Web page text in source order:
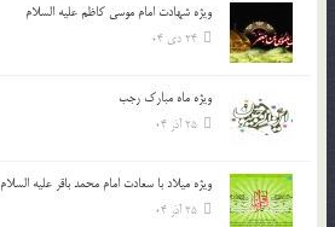
ویژه شهادت امام موسی کاظم علیه السلام
24 دی 04
ویژه ماه مبارک رجب
25 آذر 04
ویژه میلاد با سعادت امام محمد باقر علیه السلام
25 آذر 04